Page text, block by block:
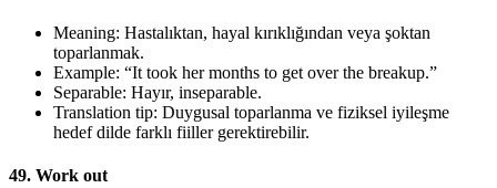
Meaning: Hastalıktan, hayal kırıklığından veya şoktan
toparlanmak.
Example: “It took her months to get over the breakup.”
Separable: Hayır, inseparable.
Translation tip: Duygusal toparlanma ve fiziksel iyileşme
hedef dilde farklı fiiller gerektirebilir.
49. Work out